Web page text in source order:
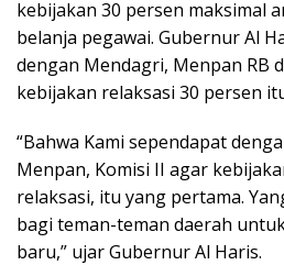
kebijakan 30 persen maksimal
belanja pegawai. Gubernur Al
dengan Mendagri, Menpan RB
kebijakan relaksasi 30 persen
“Bahwa Kami sependapat
Menpan, Komisi II agar
relaksasi, itu yang pertama.
bagi teman-teman daerah
baru,” ujar Gubernur Al Haris.